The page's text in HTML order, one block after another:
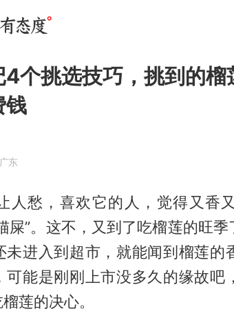
个挑选技巧，挑到的榴
钱
东
人愁，喜欢它的人，觉得又香
屎”。这不，又到了吃榴莲的旺
未进入到超市，就能闻到榴莲的
可能是刚刚上市没多久的缘故吧
莲的决心。